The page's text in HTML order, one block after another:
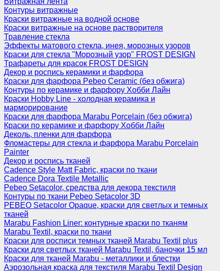
Контуры витражные
Краски витражные на водной основе
Краски витражные на основе растворителя
Травление стекла
Эффекты матового стекла, инея, морозных узоров
Краски для стекла "Морозный узор" FROST DESIGN
Трафареты для красок FROST DESIGN
Декор и роспись керамики и фарфора
Краски для фарфора Pebeo Ceramic (без обжига)
Контуры по керамике и фарфору Хобби Лайн
Краски Hobby Line - холодная керамика и
марморирование
Краски для фарфора Marabu Porcelain (без обжига)
Краски по керамике и фарфору Хобби Лайн
Деколь, пленки для фарфора
Фломастеры для стекла и фарфора Marabu Porcelain
Painter
Декор и роспись тканей
Cadence Style Matt Fabric, краски по ткани
Cadence Dora Textile Metallic
Pebeo Setacolor, средства для декора текстиля
Контуры по ткани Pebeo Setacolor 3D
PEBEO Setacolor Opaque, краски для светлых и темных
тканей
Marabu Fashion Liner: контурные краски по тканям
Marabu Textil, краски по ткани
Краски для росписи темных тканей Marabu Textil plus
Краски для светлых тканей Marabu Textil, баночки 15 мл
Краски для тканей Marabu - металлики и блестки
Аэрозольная краска для текстиля Marabu Textil Design